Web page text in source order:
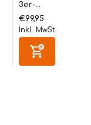
3er-...
€99,95
Inkl. MwSt.